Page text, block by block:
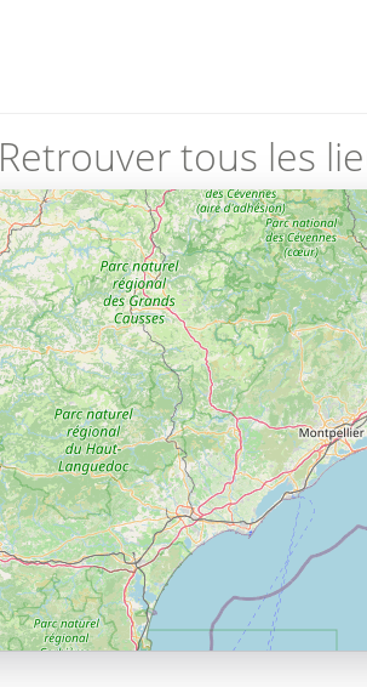
Retrouver tous les